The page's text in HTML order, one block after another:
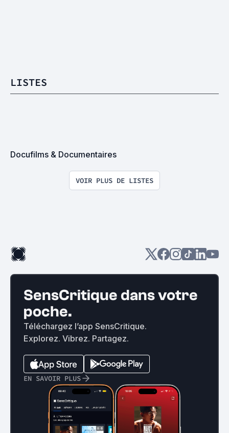
LISTES
Docufilms & Documentaires
VOIR PLUS DE LISTES
SensCritique dans votre
poche.
Téléchargez l’app SensCritique.
Explorez. Vibrez. Partagez.
EN SAVOIR PLUS